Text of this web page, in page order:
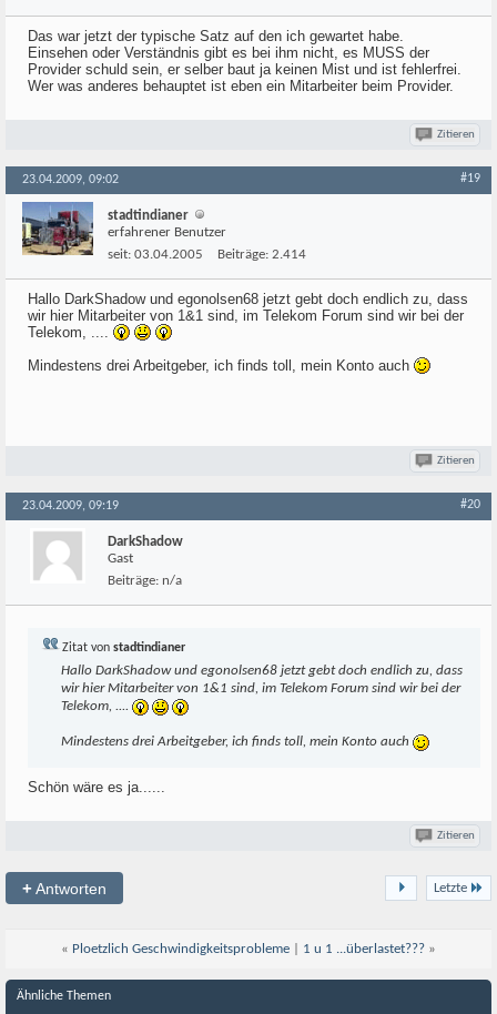
Das war jetzt der typische Satz auf den ich gewartet habe.
Einsehen oder Verständnis gibt es bei ihm nicht, es MUSS der
Provider schuld sein, er selber baut ja keinen Mist und ist fehlerfrei.
Wer was anderes behauptet ist eben ein Mitarbeiter beim Provider.
Zitieren
23.04.2009, 09:02 #19
stadtindianer
erfahrener Benutzer
seit: 03.04.2005 Beiträge: 2.414
Hallo DarkShadow und egonolsen68 jetzt gebt doch endlich zu, dass
wir hier Mitarbeiter von 1&1 sind, im Telekom Forum sind wir bei der
Telekom, ....
Mindestens drei Arbeitgeber, ich finds toll, mein Konto auch
Zitieren
23.04.2009, 09:19 #20
DarkShadow
Gast
Beiträge: n/a
Zitat von stadtindianer
Hallo DarkShadow und egonolsen68 jetzt gebt doch endlich zu, dass
wir hier Mitarbeiter von 1&1 sind, im Telekom Forum sind wir bei der
Telekom, ....
Mindestens drei Arbeitgeber, ich finds toll, mein Konto auch
Schön wäre es ja......
Zitieren
+Antworten Letzte
« Ploetzlich Geschwindigkeitsprobleme 1 u 1 ...überlastet??? »
Ähnliche Themen